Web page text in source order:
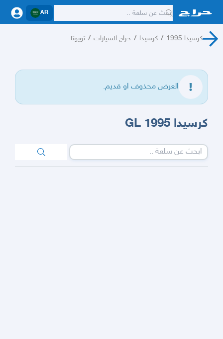
AR
كرسيدا 1995 / كرسيدا / حراج السيارات / تويوتا
العرض محذوف او قديم.
كرسيدا GL 1995